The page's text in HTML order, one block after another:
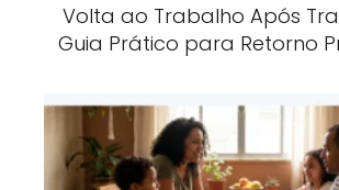
Volta ao Trabalho Após
Guia Prático para Retorno